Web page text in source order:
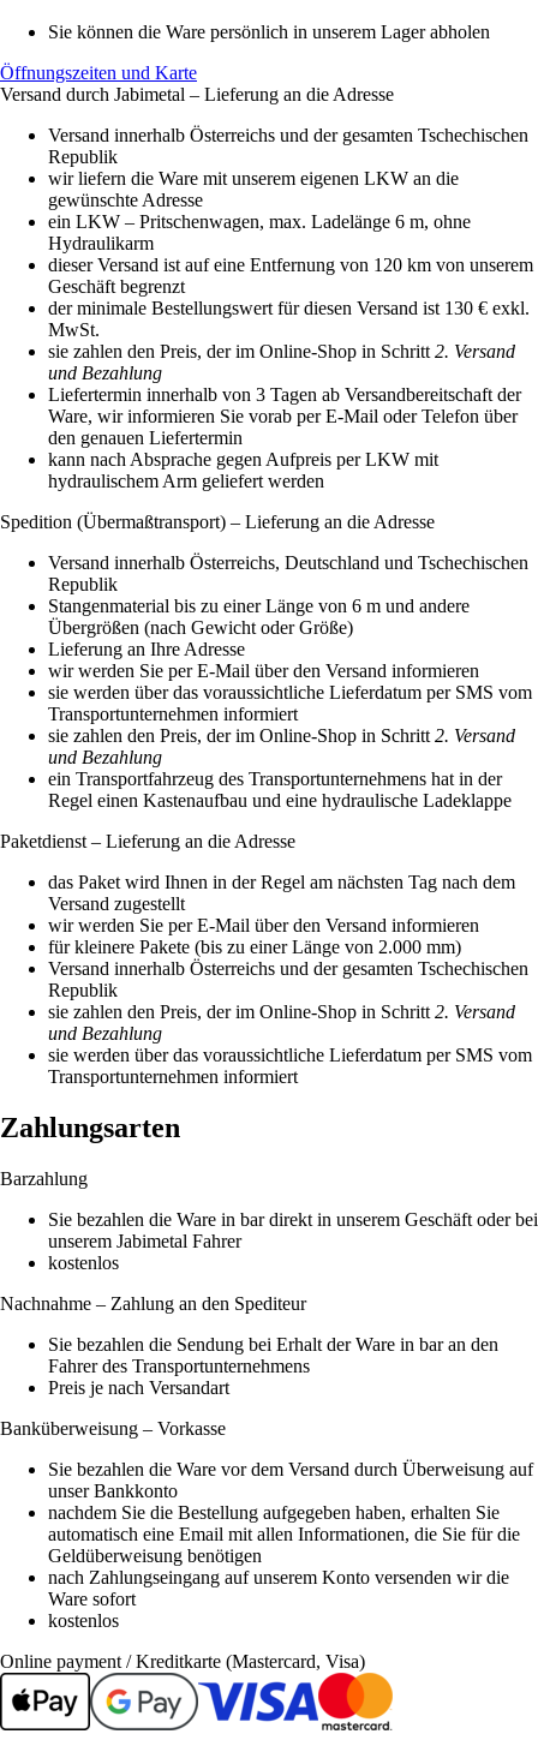
Sie können die Ware persönlich in unserem Lager abholen
Öffnungszeiten und Karte
Versand durch Jabimetal – Lieferung an die Adresse
Versand innerhalb Österreichs und der gesamten Tschechischen
Republik
wir liefern die Ware mit unserem eigenen LKW an die
gewünschte Adresse
ein LKW – Pritschenwagen, max. Ladelänge 6 m, ohne
Hydraulikarm
dieser Versand ist auf eine Entfernung von 120 km von unserem
Geschäft begrenzt
der minimale Bestellungswert für diesen Versand ist 130 € exkl.
MwSt.
sie zahlen den Preis, der im Online-Shop in Schritt 2. Versand
und Bezahlung
Liefertermin innerhalb von 3 Tagen ab Versandbereitschaft der
Ware, wir informieren Sie vorab per E-Mail oder Telefon über
den genauen Liefertermin
kann nach Absprache gegen Aufpreis per LKW mit
hydraulischem Arm geliefert werden
Spedition (Übermaßtransport) – Lieferung an die Adresse
Versand innerhalb Österreichs, Deutschland und Tschechischen
Republik
Stangenmaterial bis zu einer Länge von 6 m und andere
Übergrößen (nach Gewicht oder Größe)
Lieferung an Ihre Adresse
wir werden Sie per E-Mail über den Versand informieren
sie werden über das voraussichtliche Lieferdatum per SMS vom
Transportunternehmen informiert
sie zahlen den Preis, der im Online-Shop in Schritt 2. Versand
und Bezahlung
ein Transportfahrzeug des Transportunternehmens hat in der
Regel einen Kastenaufbau und eine hydraulische Ladeklappe
Paketdienst – Lieferung an die Adresse
das Paket wird Ihnen in der Regel am nächsten Tag nach dem
Versand zugestellt
wir werden Sie per E-Mail über den Versand informieren
für kleinere Pakete (bis zu einer Länge von 2.000 mm)
Versand innerhalb Österreichs und der gesamten Tschechischen
Republik
sie zahlen den Preis, der im Online-Shop in Schritt 2. Versand
und Bezahlung
sie werden über das voraussichtliche Lieferdatum per SMS vom
Transportunternehmen informiert
Zahlungsarten
Barzahlung
Sie bezahlen die Ware in bar direkt in unserem Geschäft oder bei
unserem Jabimetal Fahrer
kostenlos
Nachnahme – Zahlung an den Spediteur
Sie bezahlen die Sendung bei Erhalt der Ware in bar an den
Fahrer des Transportunternehmens
Preis je nach Versandart
Banküberweisung – Vorkasse
Sie bezahlen die Ware vor dem Versand durch Überweisung auf
unser Bankkonto
nachdem Sie die Bestellung aufgegeben haben, erhalten Sie
automatisch eine Email mit allen Informationen, die Sie für die
Geldüberweisung benötigen
nach Zahlungseingang auf unserem Konto versenden wir die
Ware sofort
kostenlos
Online payment / Kreditkarte (Mastercard, Visa)